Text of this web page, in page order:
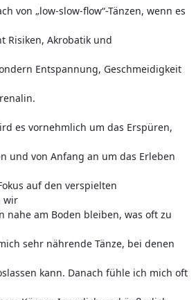
von „low-slow-flow“-Tänzen, wenn es
Risiken, Akrobatik und
Entspannung, Geschmeidigkeit
es vornehmlich um das Erspüren,
und von Anfang an um das Erleben
auf den verspielten
wir
nahe am Boden bleiben, was oft zu
sehr nährende Tänze, bei denen
kann. Danach fühle ich mich oft